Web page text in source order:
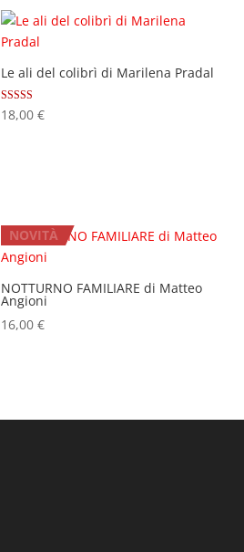
Le ali del colibrì di Marilena Pradal
Valutato
5.00
18,00€
NOVITÀ
NOTTURNO FAMILIARE di Matteo
Angioni
16,00€